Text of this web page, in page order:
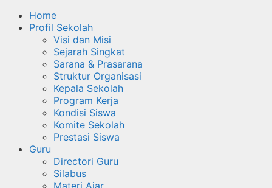
Home
Profil Sekolah
Visi dan Misi
Sejarah Singkat
Sarana & Prasarana
Struktur Organisasi
Kepala Sekolah
Program Kerja
Kondisi Siswa
Komite Sekolah
Prestasi Siswa
Guru
Directori Guru
Silabus
Materi Ajar